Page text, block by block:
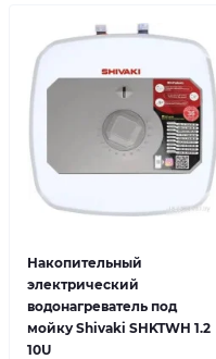
Накопительный
электрический
водонагреватель под
мойку Shivaki SHKTWH 1.2
10U